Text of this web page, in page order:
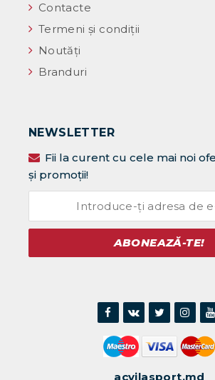
Contacte
Termeni și condiții
Noutăţi
Branduri
NEWSLETTER
Fii la curent cu cele mai noi
și promoții!
ABONEAZĂ-TE!
acvilasport.md